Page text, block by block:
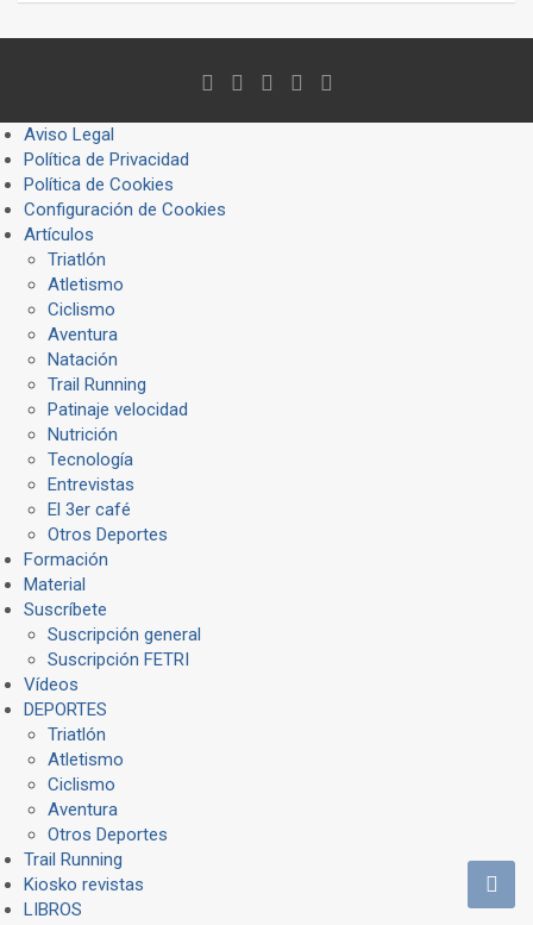
Aviso Legal
Política de Privacidad
Política de Cookies
Configuración de Cookies
Artículos
Triatlón
Atletismo
Ciclismo
Aventura
Natación
Trail Running
Patinaje velocidad
Nutrición
Tecnología
Entrevistas
El 3er café
Otros Deportes
Formación
Material
Suscríbete
Suscripción general
Suscripción FETRI
Vídeos
DEPORTES
Triatlón
Atletismo
Ciclismo
Aventura
Otros Deportes
Trail Running
Kiosko revistas
LIBROS